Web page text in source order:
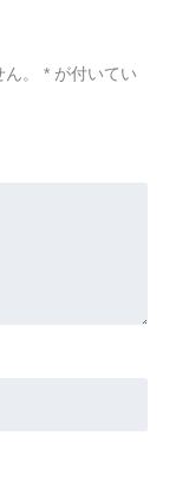
。 * が付いてい